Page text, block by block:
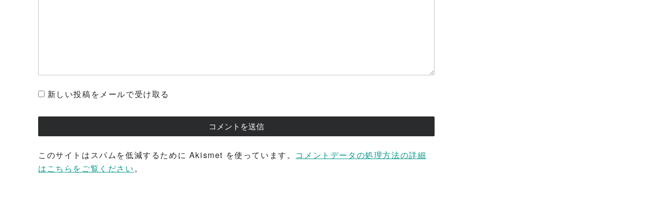
新しい投稿をメールで受け取る
このサイトはスパムを低減するために Akismet を使っています。 コメントデータの処理方法の詳細
はこちらをご覧ください。